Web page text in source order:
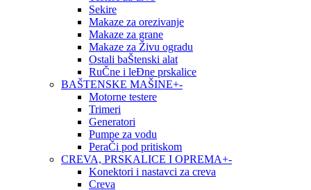
Sekire
Makaze za orezivanje
Makaze za grane
Makaze za Živu ogradu
Ostali baŠtenski alat
RuČne i leĐne prskalice
BAŠTENSKE MAŠINE+-
Motorne testere
Trimeri
Generatori
Pumpe za vodu
PeraČi pod pritiskom
CREVA, PRSKALICE I OPREMA+-
Konektori i nastavci za creva
Creva